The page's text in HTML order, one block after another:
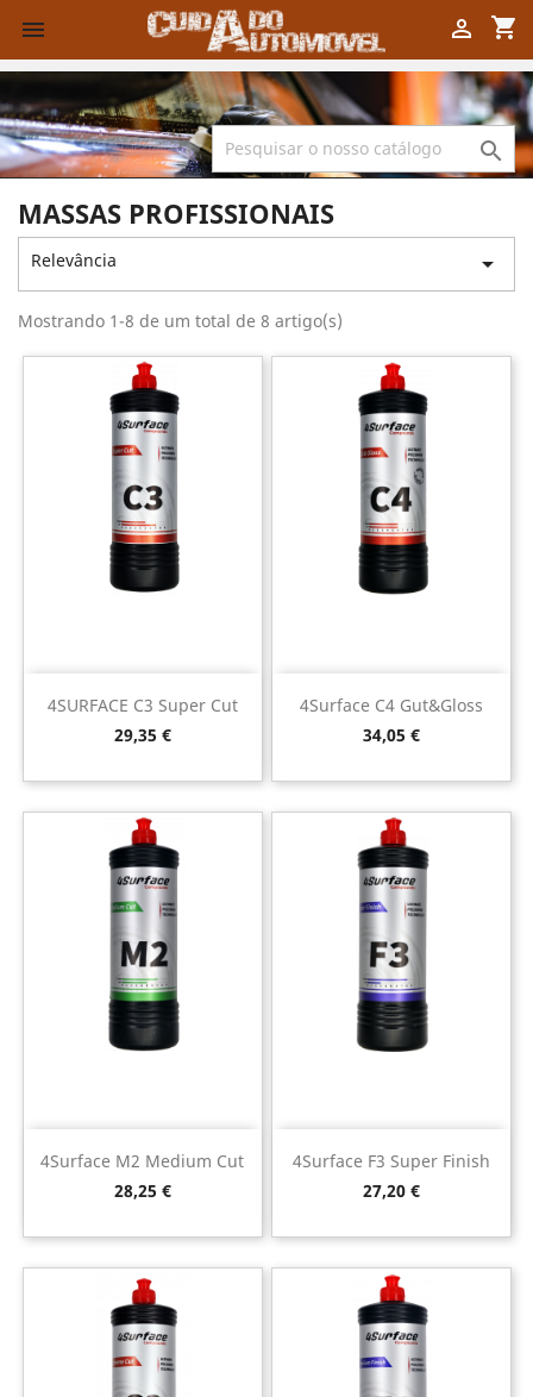
 shopping_cart


MASSAS PROFISSIONAIS
Relevância 
Mostrando 1-8 de um total de 8 artigo(s)
4SURFACE C3 Super Cut
Preço
29,35 €
4Surface C4 Gut&Gloss
Preço
34,05 €
4Surface M2 Medium Cut
Preço
28,25 €
4Surface F3 Super Finish
Preço
27,20 €